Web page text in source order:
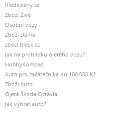
hledejceny.cz
Zboží Živě
Osobní vozy
Zboží Dáma
zbozi.blesk.cz
Jak na prohlídku ojetého vozu?
HobbyKompas
Auto pro začátečníka do 100 000 Kč
Zboží Auto
Ojetá Škoda Octavia
Jak vybrat auto?